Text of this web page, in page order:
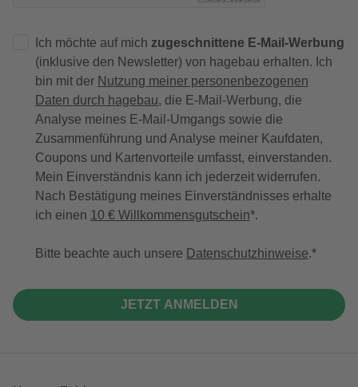
Ich möchte auf mich zugeschnittene E-Mail-Werbung
(inklusive den Newsletter) von hagebau erhalten. Ich
bin mit der Nutzung meiner personenbezogenen
Daten durch hagebau, die E-Mail-Werbung, die
Analyse meines E-Mail-Umgangs sowie die
Zusammenführung und Analyse meiner Kaufdaten,
Coupons und Kartenvorteile umfasst, einverstanden.
Mein Einverständnis kann ich jederzeit widerrufen.
Nach Bestätigung meines Einverständnisses erhalte
ich einen 10 € Willkommensgutschein*.
Bitte beachte auch unsere Datenschutzhinweise.
JETZT ANMELDEN